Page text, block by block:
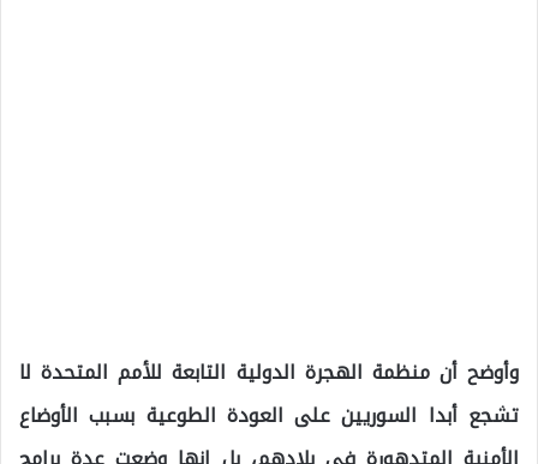
وأوضح أن منظمة الهجرة الدولية التابعة للأمم المتحدة لا
تشجع أبدا السوريين على العودة الطوعية بسبب الأوضاع